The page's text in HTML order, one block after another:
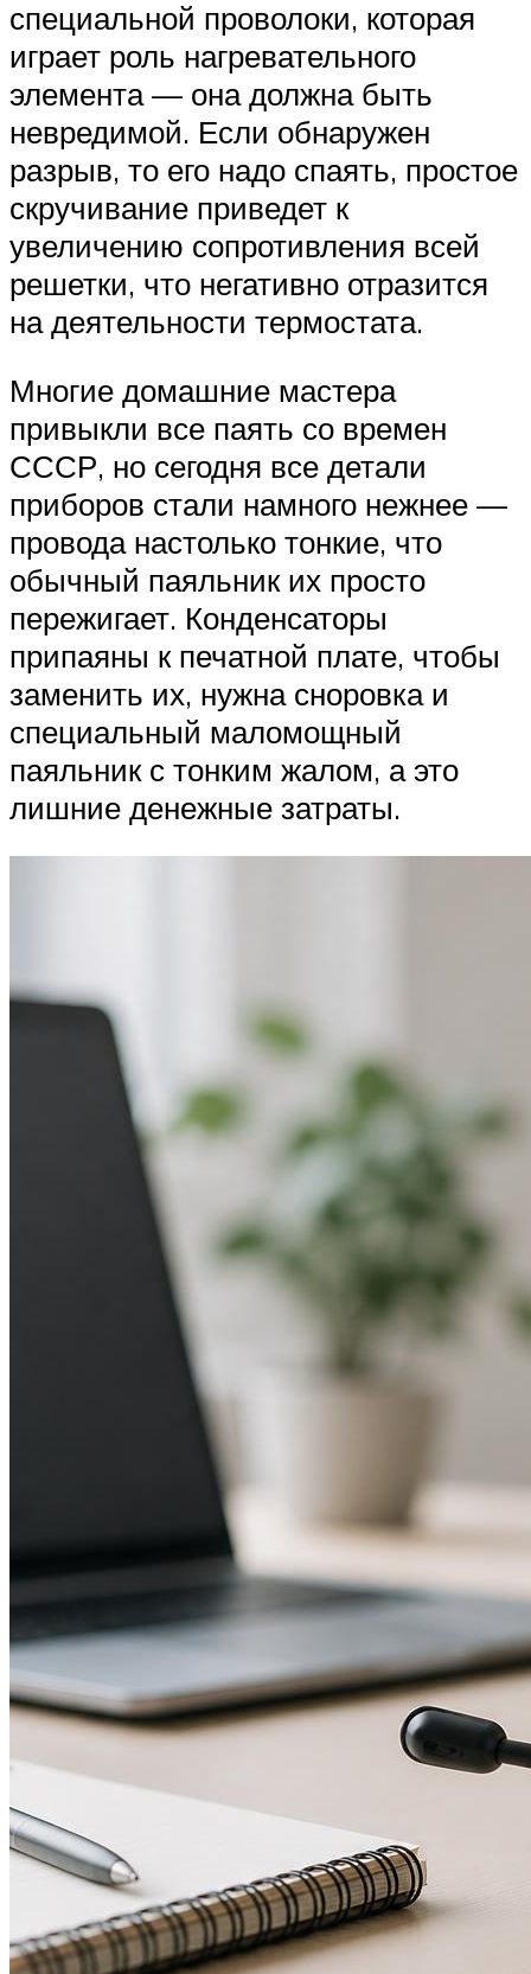
специальной проволоки, которая
играет роль нагревательного
элемента — она должна быть
невредимой. Если обнаружен
разрыв, то его надо спаять, простое
скручивание приведет к
увеличению сопротивления всей
решетки, что негативно отразится
на деятельности термостата.
Многие домашние мастера
привыкли все паять со времен
СССР, но сегодня все детали
приборов стали намного нежнее —
провода настолько тонкие, что
обычный паяльник их просто
пережигает. Конденсаторы
припаяны к печатной плате, чтобы
заменить их, нужна сноровка и
специальный маломощный
паяльник с тонким жалом, а это
лишние денежные затраты.